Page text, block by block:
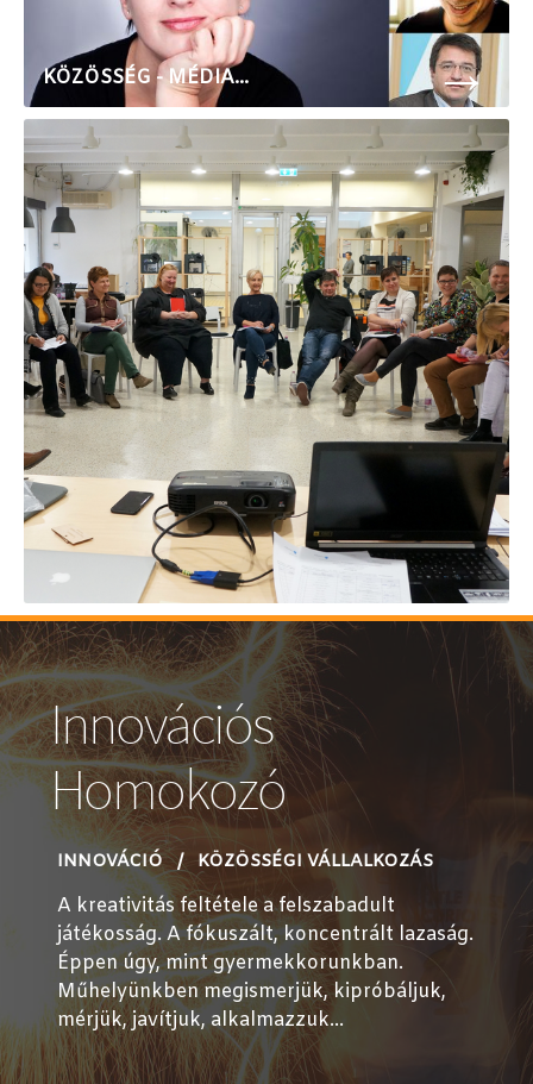
KÖZÖSSÉG - MÉDIA... →
Innovációs
Homokozó
INNOVÁCIÓ KÖZÖSSÉGI VÁLLALKOZÁS
A kreativitás feltétele a felszabadult
játékosság. A fókuszált, koncentrált lazaság.
Éppen úgy, mint gyermekkorunkban.
Műhelyünkben megismerjük, kipróbáljuk,
mérjük, javítjuk, alkalmazzuk...